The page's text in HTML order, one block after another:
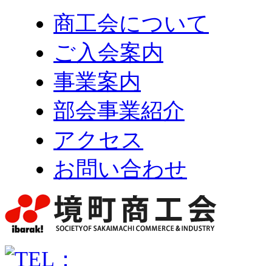
商工会について
ご入会案内
事業案内
部会事業紹介
アクセス
お問い合わせ